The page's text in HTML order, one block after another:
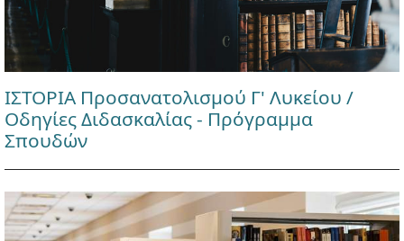
ΙΣΤΟΡΙΑ Προσανατολισμού Γ' Λυκείου /
Οδηγίες Διδασκαλίας - Πρόγραμμα
Σπουδών